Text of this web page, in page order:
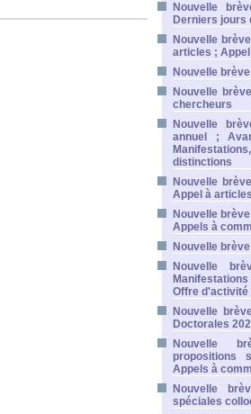
Nouvelle
Derniers jours
Nouvelle
articles ;
Nouvelle
Nouvelle
chercheurs
Nouvelle
annuel ;
distinctions
Nouvelle
Appel à
Nouvelle
Appels à
Nouvelle
Nouvelle
Offre d'activité
Nouvelle
Doctorales
Nouvelle
propositions
Appels à
Nouvelle
spéciales